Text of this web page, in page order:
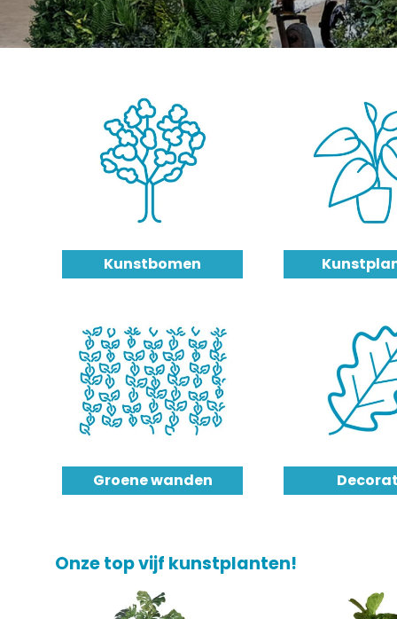
KUNSTPLANTEN HANGPLANTEN
Kunstbomen
Groene wanden
Onze top vijf kunstplanten!